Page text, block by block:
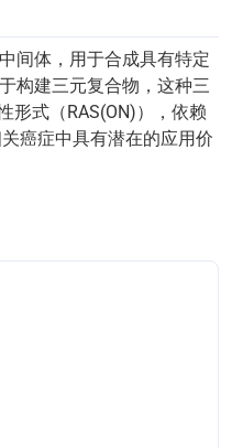
间体，用于合成具有特定
构建三元复合物，这种三
形式（RAS(ON)），依赖
癌症中具有潜在的应用价